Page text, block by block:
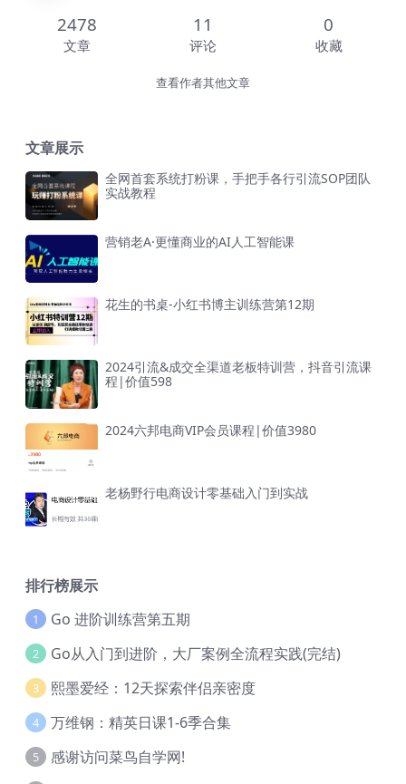
2478
文章
11
评论
0
收藏
查看作者其他文章
文章展示
全网首套系统打粉课，手把手各行引流SOP团队
实战教程
营销老A·更懂商业的AI人工智能课
花生的书桌-小红书博主训练营第12期
2024引流&成交全渠道老板特训营，抖音引流课
程|价值598
2024六邦电商VIP会员课程|价值3980
老杨野行电商设计零基础入门到实战
排行榜展示
1 Go 进阶训练营第五期
2 Go从入门到进阶，大厂案例全流程实践(完结)
3 熙墨爱经：12天探索伴侣亲密度
4 万维钢：精英日课1-6季合集
5 感谢访问菜鸟自学网!